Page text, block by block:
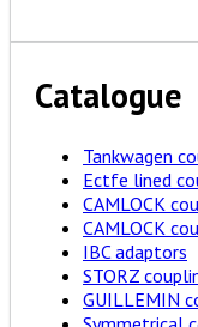
Catalogue
Tankwagen
Ectfe lined
CAMLOCK
CAMLOCK
IBC adaptors
STORZ
GUILLEMIN